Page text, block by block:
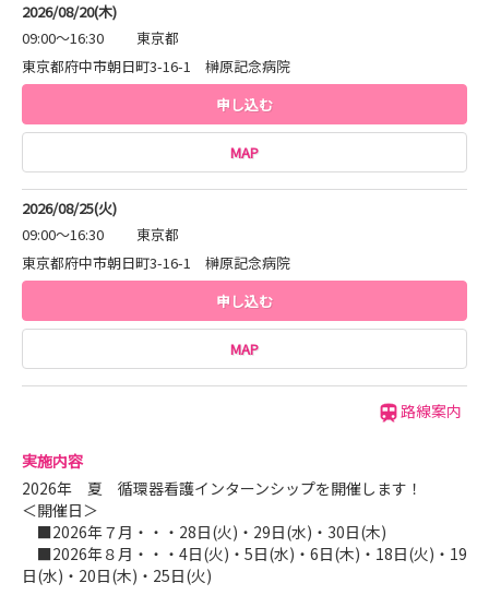
2026/08/20(木)
09:00～16:30
東京都
東京都府中市朝日町3-16-1 榊原記念病院
申し込む
MAP
2026/08/25(火)
09:00～16:30
東京都
東京都府中市朝日町3-16-1 榊原記念病院
申し込む
MAP
路線案内
実施内容
2026年 夏 循環器看護インターンシップを開催します！
＜開催日＞
■2026年７月・・・28日(火)・29日(水)・30日(木)
■2026年８月・・・4日(火)・5日(水)・6日(木)・18日(火)・19
日(水)・20日(木)・25日(火)